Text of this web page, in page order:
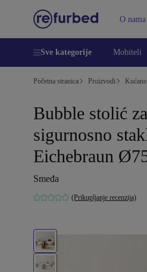
O nama
Sve kategorije Mobiteli
Početna stranica Proizvodi
Bubble stolić
sigurnosno
Eichebraun
Smeđa
(Prikupljanje recenzija)